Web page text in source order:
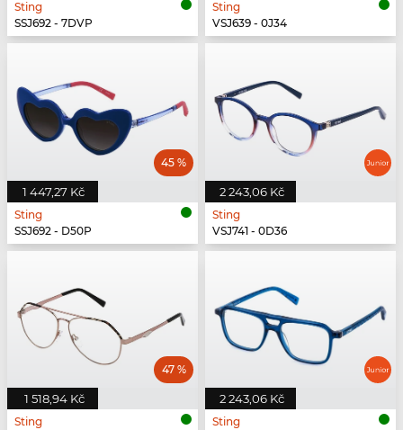
Sting
SSJ692 - 7DVP
Sting
VSJ639 - 0J34
1 447,27 Kč
45 %
Sting
SSJ692 - D50P
2 243,06 Kč
Sting
VSJ741 - 0D36
1 518,94 Kč
47 %
Sting
2 243,06 Kč
Sting